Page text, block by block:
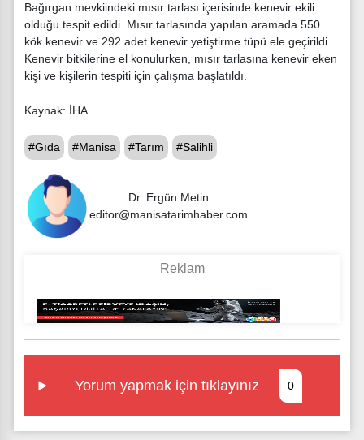
Bağırgan mevkiindeki mısır tarlası içerisinde kenevir ekili
olduğu tespit edildi. Mısır tarlasında yapılan aramada 550
kök kenevir ve 292 adet kenevir yetiştirme tüpü ele geçirildi.
Kenevir bitkilerine el konulurken, mısır tarlasına kenevir eken
kişi ve kişilerin tespiti için çalışma başlatıldı.
Kaynak: İHA
#Gıda #Manisa #Tarım #Salihli
Dr. Ergün Metin
editor@manisatarimhaber.com
Yorum yapmak için tıklayınız 0